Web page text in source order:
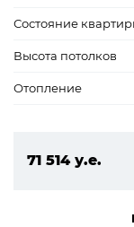
Состояние
Высота потолков
Отопление
71 514 у.е.